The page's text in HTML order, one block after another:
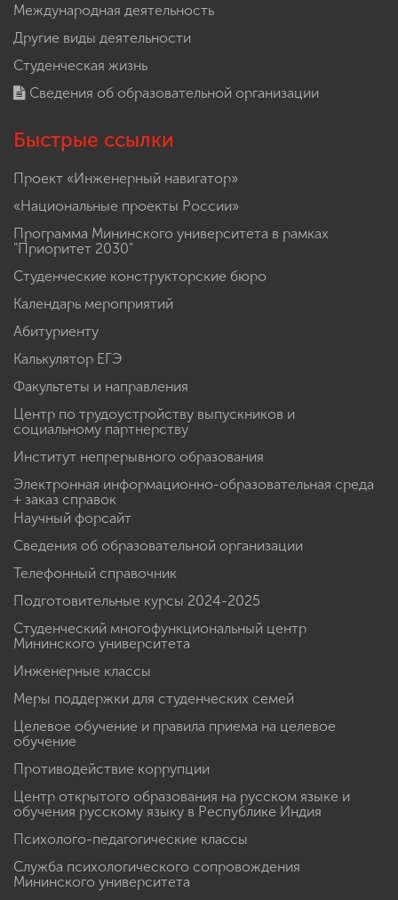
Международная деятельность
Другие виды деятельности
Студенческая жизнь
Сведения об образовательной организации
Быстрые ссылки
Проект «Инженерный навигатор»
«Национальные проекты России»
Программа Мининского университета в рамках
"Приоритет 2030"
Студенческие конструкторские бюро
Календарь мероприятий
Абитуриенту
Калькулятор ЕГЭ
Факультеты и направления
Центр по трудоустройству выпускников и
социальному партнерству
Институт непрерывного образования
Электронная информационно-образовательная среда
+ заказ справок
Научный форсайт
Сведения об образовательной организации
Телефонный справочник
Подготовительные курсы 2024-2025
Студенческий многофункциональный центр
Мининского университета
Инженерные классы
Меры поддержки для студенческих семей
Целевое обучение и правила приема на целевое
обучение
Противодействие коррупции
Центр открытого образования на русском языке и
обучения русскому языку в Республике Индия
Психолого-педагогические классы
Служба психологического сопровождения
Мининского университета